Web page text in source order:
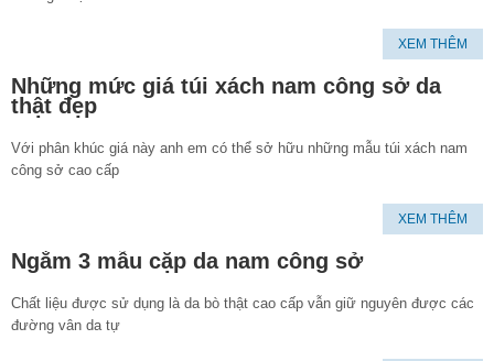
XEM THÊM
Những mức giá túi xách nam công sở da
thật đẹp
Với phân khúc giá này anh em có thể sở hữu những mẫu túi xách nam
công sở cao cấp
XEM THÊM
Ngắm 3 mẫu cặp da nam công sở
Chất liệu được sử dụng là da bò thật cao cấp vẫn giữ nguyên được các
đường vân da tự